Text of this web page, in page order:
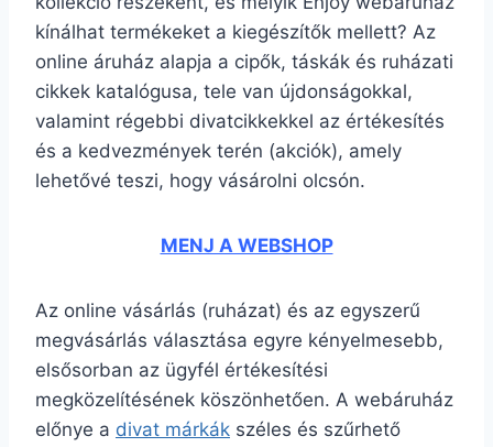
kínálhat termékeket a kiegészítők mellett? Az
online áruház alapja a cipők, táskák és ruházati
cikkek katalógusa, tele van újdonságokkal,
valamint régebbi divatcikkekkel az értékesítés
és a kedvezmények terén (akciók), amely
lehetővé teszi, hogy vásárolni olcsón.
MENJ A WEBSHOP
Az online vásárlás (ruházat) és az egyszerű
megvásárlás választása egyre kényelmesebb,
elsősorban az ügyfél értékesítési
megközelítésének köszönhetően. A webáruház
előnye a divat márkák széles és szűrhető